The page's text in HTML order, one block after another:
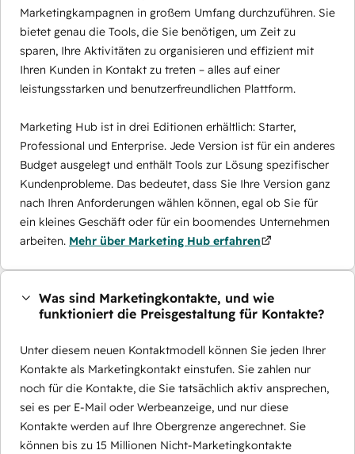
Marketingkampagnen in großem Umfang durchzuführen. Sie
bietet genau die Tools, die Sie benötigen, um Zeit zu
sparen, Ihre Aktivitäten zu organisieren und effizient mit
Ihren Kunden in Kontakt zu treten – alles auf einer
leistungsstarken und benutzerfreundlichen Plattform.
Marketing Hub ist in drei Editionen erhältlich: Starter,
Professional und Enterprise. Jede Version ist für ein anderes
Budget ausgelegt und enthält Tools zur Lösung spezifischer
Kundenprobleme. Das bedeutet, dass Sie Ihre Version ganz
nach Ihren Anforderungen wählen können, egal ob Sie für
ein kleines Geschäft oder für ein boomendes Unternehmen
arbeiten. Mehr über Marketing Hub erfahren
Was sind Marketingkontakte, und wie
funktioniert die Preisgestaltung für Kontakte?
Unter diesem neuen Kontaktmodell können Sie jeden Ihrer
Kontakte als Marketingkontakt einstufen. Sie zahlen nur
noch für die Kontakte, die Sie tatsächlich aktiv ansprechen,
sei es per E-Mail oder Werbeanzeige, und nur diese
Kontakte werden auf Ihre Obergrenze angerechnet. Sie
können bis zu 15 Millionen Nicht-Marketingkontakte